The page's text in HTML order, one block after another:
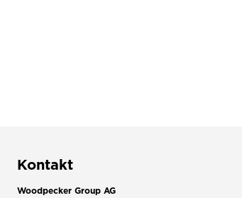
Kontakt
Woodpecker Group AG